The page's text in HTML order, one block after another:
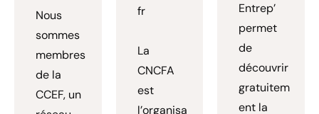
Nous
sommes
membres
de la
CCEF, un
fr
La
CNCFA
est
l’organisa
Entrep’
permet
de
découvrir
gratuitem
ent la